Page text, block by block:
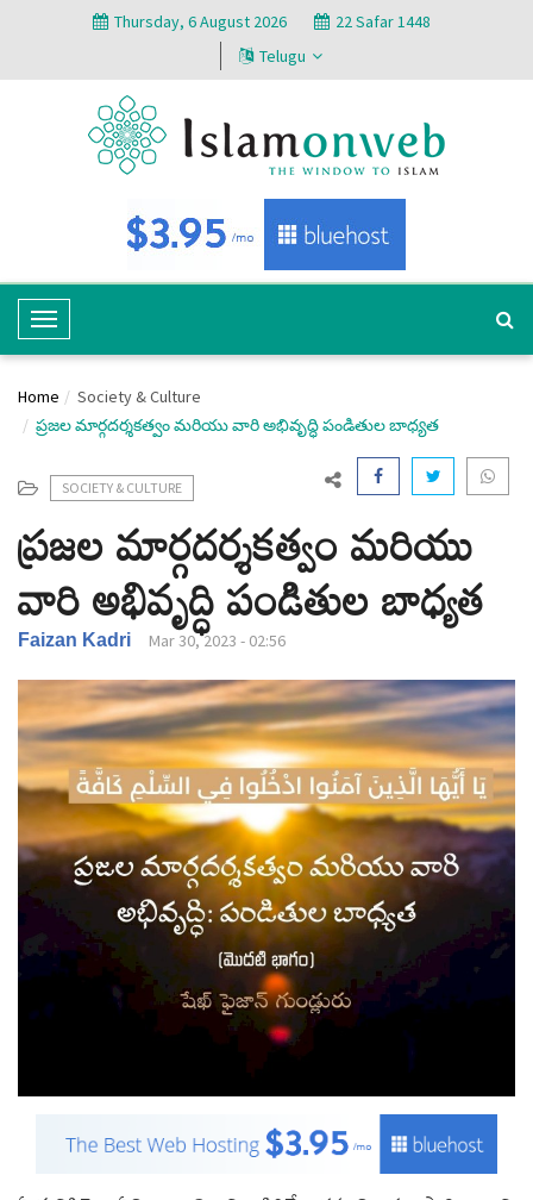
Thursday, 6 August 2026
22 Safar 1448
Telugu
T
o
g
l
e
N
a
v
i
g
a
i
o
n
Home
Society & Culture
ప్రజల మార్గదర్శకత్వం మరియు వారి అభివృద్ధి పండితుల బాధ్యత
SOCIETY & CULTURE
ప్రజల మార్గదర్శకత్వం మరియు
వారి అభివృద్ధి పండితుల బాధ్యత
Faizan Kadri Mar 30, 2023 - 02:56